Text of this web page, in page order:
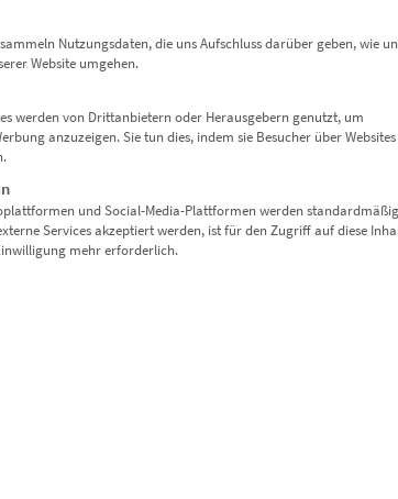
des Tunnels besonders atmosphärisch zur
Nutzungsdaten, die uns Aufschluss darüber geben, wie
Website umgehen.
werden von Drittanbietern oder Herausgebern genutzt, um
anzuzeigen. Sie tun dies, indem sie Besucher über Websites
und Social-Media-Plattformen werden standardmäßig
Services akzeptiert werden, ist für den Zugriff auf diese
mehr erforderlich.